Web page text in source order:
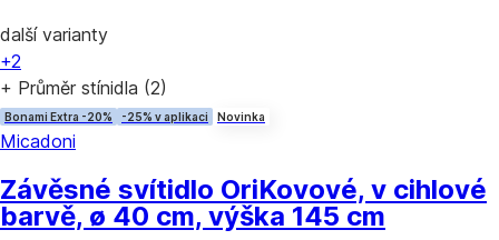
další varianty
+2
+ Průměr stínidla (2)
Bonami Extra -20% -25% v aplikaci Novinka
Micadoni
Závěsné svítidlo OriKovové, v cihlové
barvě, ø 40 cm, výška 145 cm